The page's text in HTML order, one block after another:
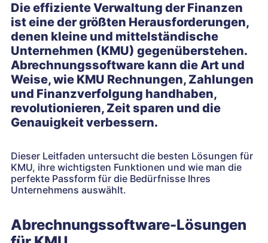
Die effiziente Verwaltung der Finanzen
ist eine der größten Herausforderungen,
denen kleine und mittelständische
Unternehmen (KMU) gegenüberstehen.
Abrechnungssoftware kann die Art und
Weise, wie KMU Rechnungen, Zahlungen
und Finanzverfolgung handhaben,
revolutionieren, Zeit sparen und die
Genauigkeit verbessern.
Dieser Leitfaden untersucht die besten Lösungen für
KMU, ihre wichtigsten Funktionen und wie man die
perfekte Passform für die Bedürfnisse Ihres
Unternehmens auswählt.
Abrechnungssoftware-Lösungen